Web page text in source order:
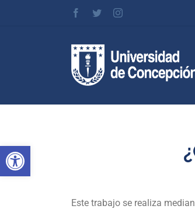
Abrir barra de herramientas
Facebook
TwitterInstagram
Este trabajo se realiza